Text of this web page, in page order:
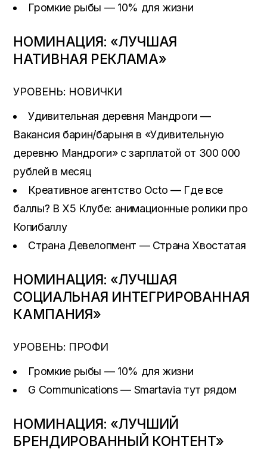
Громкие рыбы — 10% для жизни
НОМИНАЦИЯ: «ЛУЧШАЯ
НАТИВНАЯ РЕКЛАМА»
УРОВЕНЬ: НОВИЧКИ
Удивительная деревня Мандроги —
Вакансия барин/барыня в «Удивительную
деревню Мандроги» с зарплатой от 300 000
рублей в месяц
Креативное агентство Octo — Где все
баллы? В X5 Клубе: анимационные ролики про
Копибаллу
Страна Девелопмент — Страна Хвостатая
НОМИНАЦИЯ: «ЛУЧШАЯ
СОЦИАЛЬНАЯ ИНТЕГРИРОВАННАЯ
КАМПАНИЯ»
УРОВЕНЬ: ПРОФИ
Громкие рыбы — 10% для жизни
G Communications — Smartavia тут рядом
НОМИНАЦИЯ: «ЛУЧШИЙ
БРЕНДИРОВАННЫЙ КОНТЕНТ»